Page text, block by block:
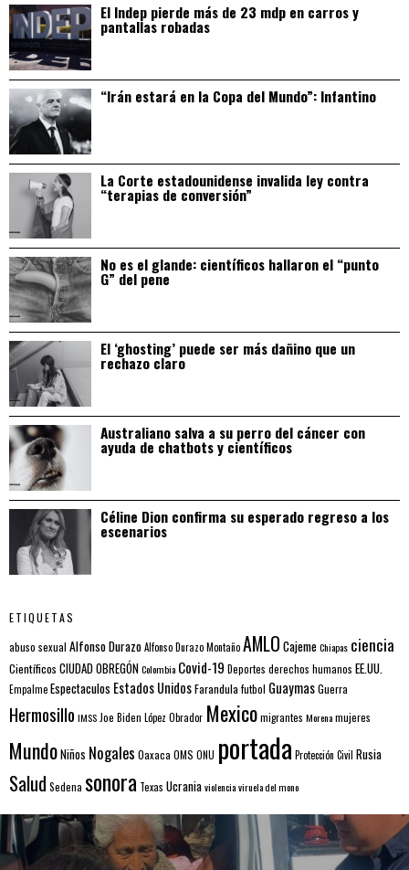
El Indep pierde más de 23 mdp en carros y
pantallas robadas
“Irán estará en la Copa del Mundo”: Infantino
La Corte estadounidense invalida ley contra
“terapias de conversión”
No es el glande: científicos hallaron el “punto
G” del pene
El ‘ghosting’ puede ser más dañino que un
rechazo claro
Australiano salva a su perro del cáncer con
ayuda de chatbots y científicos
Céline Dion confirma su esperado regreso a los
escenarios
ETIQUETAS
abuso sexual Alfonso DurazoAlfonso Durazo MontañoAMLO CajemeChiapas ciencia
Científicos CIUDAD OBREGÓNColombia Covid-19 Deportes derechos humanos EE.UU.
EmpalmeEspectaculos Estados UnidosFarandulafutbol GuaymasGuerra
Hermosillo IMSS Joe Biden López Obrador Mexicomigrantes Morenamujeres
MundoNiños Nogales Oaxaca OMS ONU portada Protección Civil Rusia
Salud Sedena sonora Texas Ucraniaviolenciaviruela del mono